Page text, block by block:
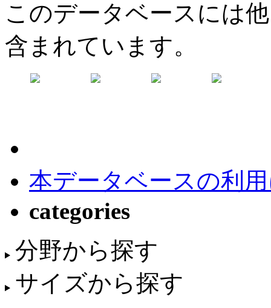
このデータベースには
含まれています。
本データベースの利
categories
分野から探す
サイズから探す